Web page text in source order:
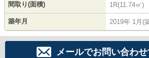
間取り(面積) 1R(11.74㎡)
築年月 2019年 1月(
メールでお問い合わ